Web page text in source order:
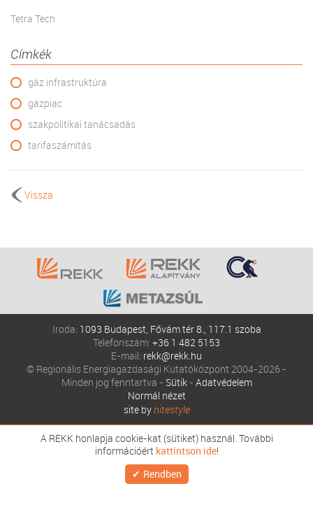
Tetra Tech
Címkék
gáz infrastruktúra
gázpiac
szakpolitikai tanácsadás
tarifaszámítás
Vissza
Iroda: 1093 Budapest, Fővám tér 8., 117.1 szoba
Telefonszám: +36 1 482 5153
E-mail: rekk@rekk.hu
© Regionális Energiagazdasági Kutatóközpont 2004-2026 -
Minden jog fenntartva - Sütik- Adatvédelem
Normál nézet
site bynitestyle
A REKK honlapja cookie-kat (sütiket) használ. További
információért kattintson ide!
Rendben